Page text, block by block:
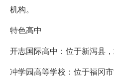
机构。
特色高中
开志国际高中：位于新泻县，
冲学园高等学校：位于福冈